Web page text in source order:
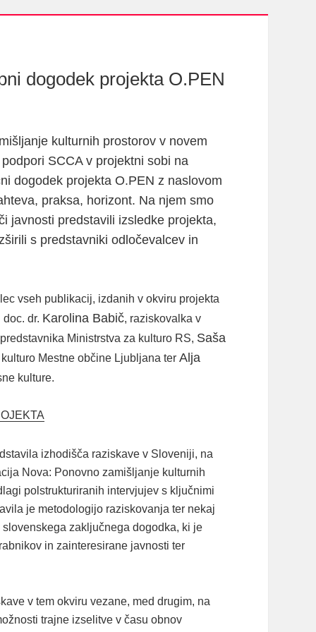
dogodek projekta O.PEN
kulturnih prostorov v novem
SCCA v projektni sobi na
dogodek projekta O.PEN z naslovom
praksa, horizont. Na njem smo
javnosti predstavili izsledke projekta,
s predstavniki odločevalcev in
vseh publikacij, izdanih v okviru projekta
dr. Karolina Babič, raziskovalka v
Ministrstva za kulturo RS, Saša
Mestne občine Ljubljana terAlja
kulture.
izhodišča raziskave v Sloveniji, na
Nova: Ponovno zamišljanje kulturnih
polstrukturiranih intervjujev s ključnimi
je metodologijo raziskovanja ter nekaj
zaključnega dogodka, ki je
in zainteresirane javnosti ter
v tem okviru vezane, med drugim, na
trajne izselitve v času obnov